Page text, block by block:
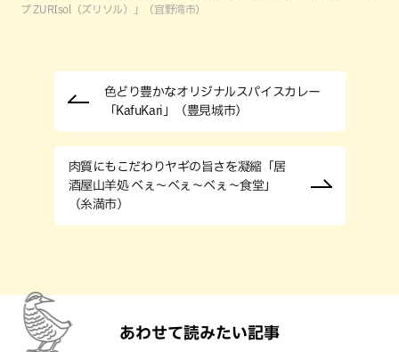
プ ZURIsol（ズリソル）」（宜野湾市）
色どり豊かなオリジナルスパイスカレー
「KafuKari」（豊見城市）
肉質にもこだわりヤギの旨さを凝縮「居
酒屋山羊処 べぇ～べぇ～べぇ～食堂」
（糸満市）
あわせて読みたい記事